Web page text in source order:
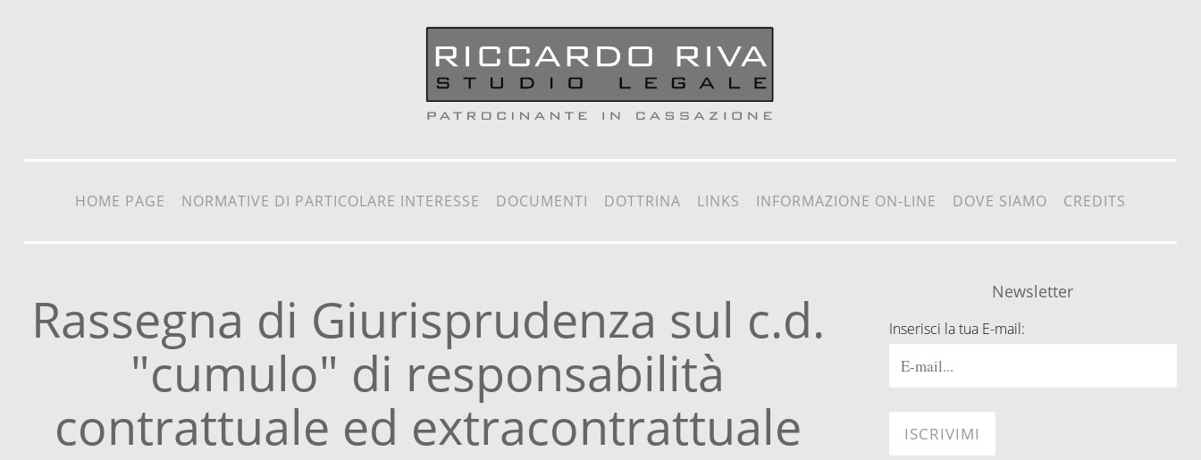
HOME PAGE NORMATIVE DI PARTICOLARE INTERESSE DOCUMENTI DOTTRINA LINKS INFORMAZIONE ON-LINE DOVE SIAMO CREDITS
Rassegna di Giurisprudenza sul c.d.
"cumulo" di responsabilità
contrattuale ed extracontrattuale
Newsletter
Inserisci la tua E-mail: